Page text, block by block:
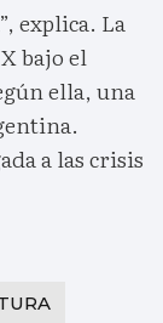
explica. La
bajo el
ella, una
a las crisis